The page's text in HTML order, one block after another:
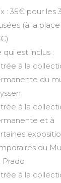
: 35€ pour les 3
(à la
qui est inclus :
à la
du
à la
et à
du
Prado
à la